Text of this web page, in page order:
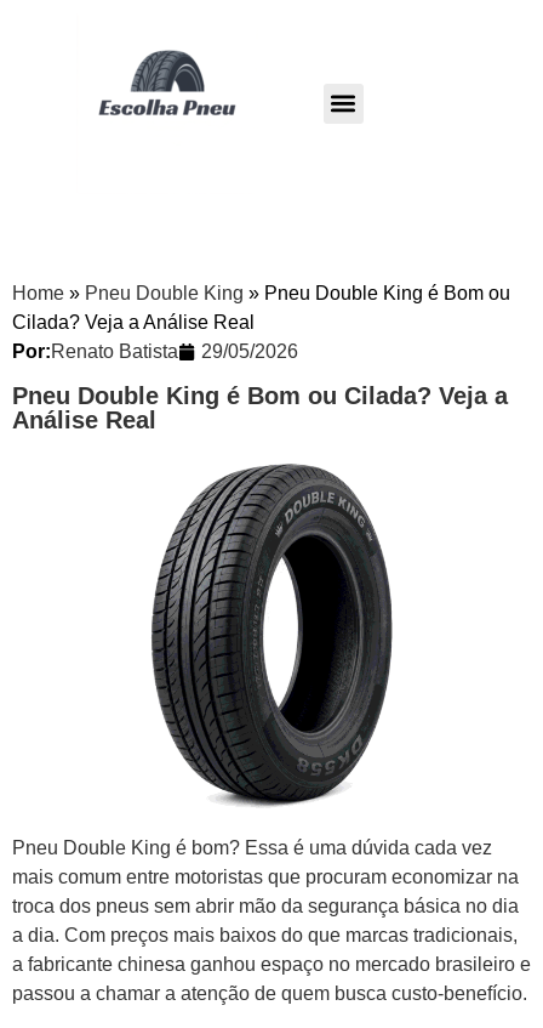
Home » Pneu Double King » Pneu Double King é Bom ou
Cilada? Veja a Análise Real
Por:Renato Batista 29/05/2026
Pneu Double King é Bom ou Cilada? Veja a
Análise Real
Pneu Double King é bom? Essa é uma dúvida cada vez
mais comum entre motoristas que procuram economizar na
troca dos pneus sem abrir mão da segurança básica no dia
a dia. Com preços mais baixos do que marcas tradicionais,
a fabricante chinesa ganhou espaço no mercado brasileiro e
passou a chamar a atenção de quem busca custo-benefício.